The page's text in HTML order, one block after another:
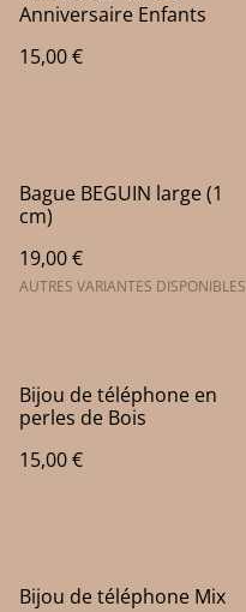
Anniversaire Enfants
15,00 €
Bague BEGUIN large (1
cm)
19,00 €
AUTRES VARIANTES DISPONIBLES
Bijou de téléphone en
perles de Bois
15,00 €
Bijou de téléphone Mix